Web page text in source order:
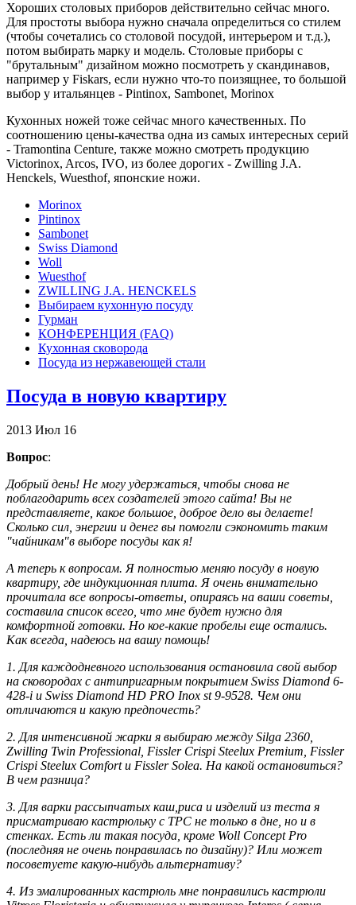
Хороших столовых приборов действительно сейчас много.
Для простоты выбора нужно сначала определиться со стилем
(чтобы сочетались со столовой посудой, интерьером и т.д.),
потом выбирать марку и модель. Столовые приборы с
"брутальным" дизайном можно посмотреть у скандинавов,
например у Fiskars, если нужно что-то поизящнее, то большой
выбор у итальянцев - Pintinox, Sambonet, Morinox
Кухонных ножей тоже сейчас много качественных. По
соотношению цены-качества одна из самых интересных серий
- Tramontina Centure, также можно смотреть продукцию
Victorinox, Arcos, IVO, из более дорогих - Zwilling J.A.
Henckels, Wuesthof, японские ножи.
Morinox
Pintinox
Sambonet
Swiss Diamond
Woll
Wuesthof
ZWILLING J.A. HENCKELS
Выбираем кухонную посуду
Гурман
КОНФЕРЕНЦИЯ (FAQ)
Кухонная сковорода
Посуда из нержавеющей стали
Посуда в новую квартиру
2013 Июл 16
Вопрос:
Добрый день! Не могу удержаться, чтобы снова не
поблагодарить всех создателей этого сайта! Вы не
представляете, какое большое, доброе дело вы делаете!
Сколько сил, энергии и денег вы помогли сэкономить таким
"чайникам"в выборе посуды как я!
А теперь к вопросам. Я полностью меняю посуду в новую
квартиру, где индукционная плита. Я очень внимательно
прочитала все вопросы-ответы, опираясь на ваши советы,
составила список всего, что мне будет нужно для
комфортной готовки. Но кое-какие пробелы еще остались.
Как всегда, надеюсь на вашу помощь!
1. Для каждодневного использования остановила свой выбор
на сковородах с антипригарным покрытием Swiss Diamond 6-
428-i и Swiss Diamond HD PRO Inox st 9-9528. Чем они
отличаются и какую предпочесть?
2. Для интенсивной жарки я выбираю между Silga 2360,
Zwilling Twin Professional, Fissler Crispi Steelux Premium, Fissler
Crispi Steelux Comfort и Fissler Solea. На какой остановиться?
В чем разница?
3. Для варки рассыпчатых каш,риса и изделий из теста я
присматриваю кастрюльку с ТРС не только в дне, но и в
стенках. Есть ли такая посуда, кроме Woll Concept Pro
(последняя не очень понравилась по дизайну)? Или может
посоветуете какую-нибудь альтернативу?
4. Из эмалированных кастрюль мне понравились кастрюли